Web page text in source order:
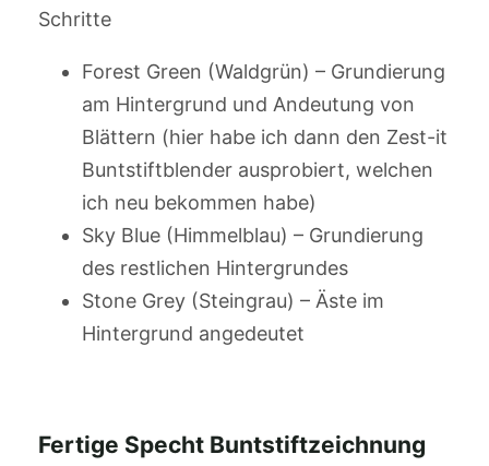
Schritte
Forest Green (Waldgrün) – Grundierung
am Hintergrund und Andeutung von
Blättern (hier habe ich dann den Zest-it
Buntstiftblender ausprobiert, welchen
ich neu bekommen habe)
Sky Blue (Himmelblau) – Grundierung
des restlichen Hintergrundes
Stone Grey (Steingrau) – Äste im
Hintergrund angedeutet
Fertige Specht Buntstiftzeichnung